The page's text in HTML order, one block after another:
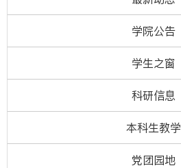
学院公告
学生之窗
科研信息
本科生教学
党团园地